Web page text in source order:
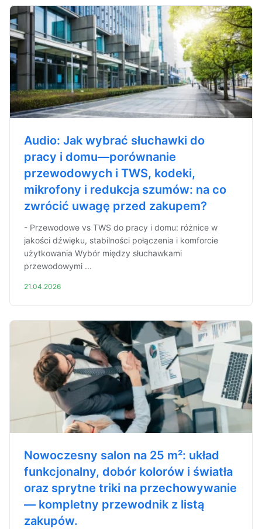
Audio: Jak wybrać słuchawki do
pracy i domu—porównanie
przewodowych i TWS, kodeki,
mikrofony i redukcja szumów: na co
zwrócić uwagę przed zakupem?
- Przewodowe vs TWS do pracy i domu: różnice w
jakości dźwięku, stabilności połączenia i komforcie
użytkowania Wybór między słuchawkami
przewodowymi ...
21.04.2026
Nowoczesny salon na 25 m²: układ
funkcjonalny, dobór kolorów i światła
oraz sprytne triki na przechowywanie
— kompletny przewodnik z listą
zakupów.